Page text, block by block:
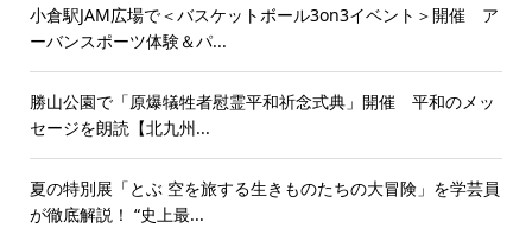
小倉駅JAM広場で＜バスケットボール3on3イベント＞開催 ア
ーバンスポーツ体験＆パ...
勝山公園で「原爆犠牲者慰霊平和祈念式典」開催 平和のメッ
セージを朗読【北九州...
夏の特別展「とぶ 空を旅する生きものたちの大冒険」を学芸員
が徹底解説！ “史上最...